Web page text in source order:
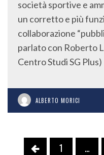
società sportive e
un corretto e più
collaborazione
parlato con Roberto
Centro Studi SG Plus)
ALBERTO MORICI
1 …